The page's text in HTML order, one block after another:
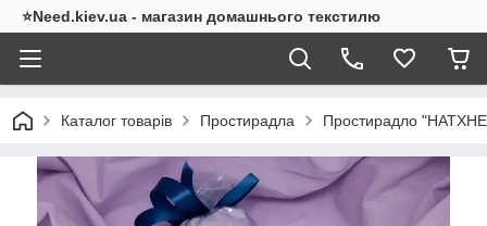
⭐Need.kiev.ua - магазин домашнього текстилю
Каталог товарів Простирадла Простирадло